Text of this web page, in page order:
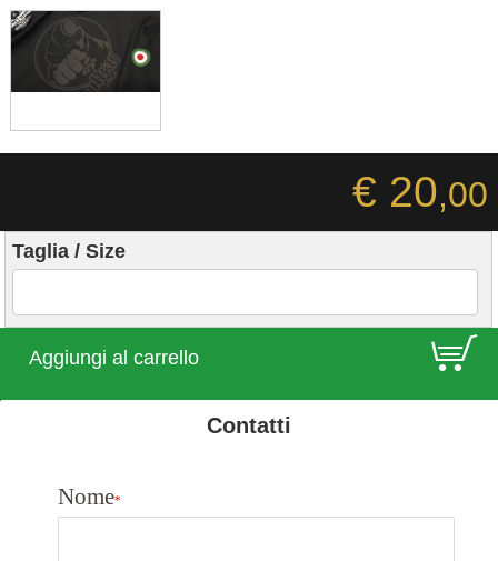
€ 20,00
Taglia / Size
Aggiungi al carrello E
Contatti
Nome*